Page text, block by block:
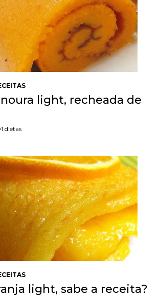
light, recheada de
dietas
light, sabe a receita?